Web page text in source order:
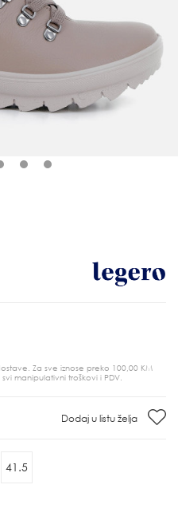
Za sve iznose preko 100,00 KM
manipulativni troškovi i PDV.
Dodaj u listu želja
41.5